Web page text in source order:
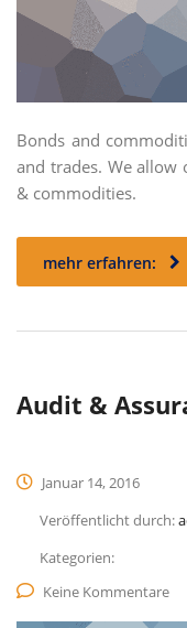
Bonds and
and trades. We
& commodities.
mehr erfahren:
Audit &
Januar 14, 2016
Veröffentlicht durch:
Kategorien:
Keine Kommentare